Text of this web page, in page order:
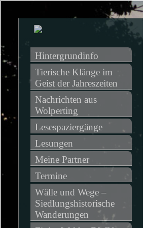
Hintergrundinfo
Tierische Klänge im
Geist der Jahreszeiten
Nachrichten aus
Wolperting
Lesespaziergänge
Lesungen
Meine Partner
Termine
Wälle und Wege –
Siedlungshistorische
Wanderungen